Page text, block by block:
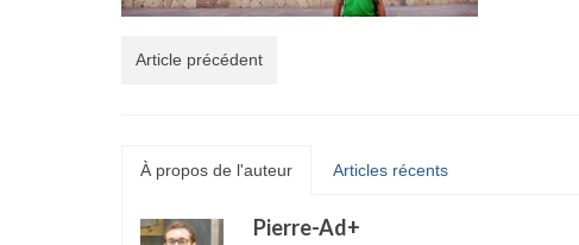
Article précédent
À propos de l'auteur Articles récents
Pierre-Ad+